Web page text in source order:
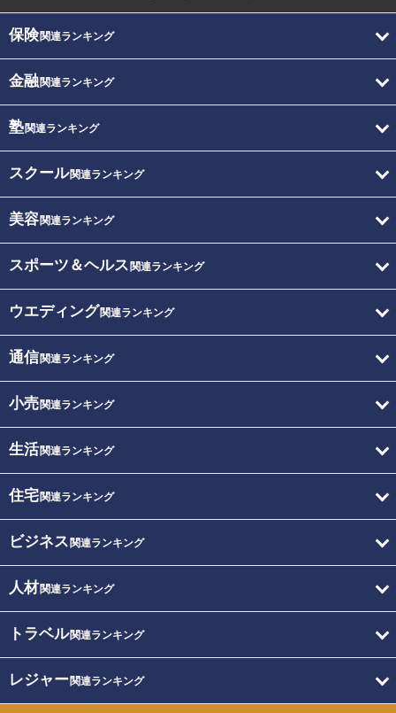
保険関連ランキング
金融関連ランキング
塾関連ランキング
スクール関連ランキング
美容関連ランキング
スポーツ＆ヘルス 関連ランキング
ウエディング関連ランキング
通信関連ランキング
小売関連ランキング
生活関連ランキング
住宅関連ランキング
ビジネス 関連ランキング
人材関連ランキング
トラベル関連ランキング
レジャー関連ランキング